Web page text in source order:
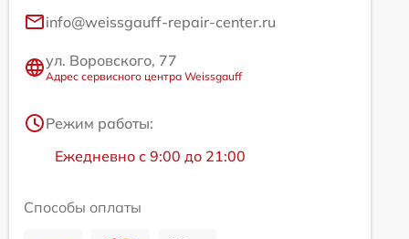
info@weissgauff-repair-center.ru
ул. Воровского, 77
Адрес сервисного центра Weissgauff
Режим работы:
Ежедневно с 9:00 до 21:00
Способы оплаты